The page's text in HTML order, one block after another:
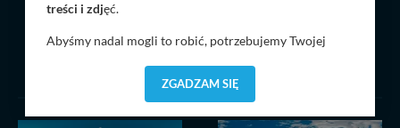
treści i zdjęć.
Abyśmy nadal mogli to robić, potrzebujemy Twojej
dostosować do Twoich preferencji. Twoje dane (w tym
pliki cookies) będą zapisywane w celu usprawnienia
ZGADZAM SIĘ